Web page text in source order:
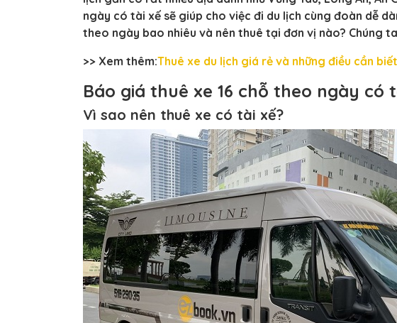
ngày có tài xế sẽ giúp cho việc đi du lịch cùng đoàn dễ
theo ngày bao nhiêu và nên thuê tại đơn vị nào? Chúng
>> Xem thêm:Thuê xe du lịch giá rẻ và những điều cần biết
Báo giá thuê xe 16 chỗ theo ngày có
Vì sao nên thuê xe có tài xế?